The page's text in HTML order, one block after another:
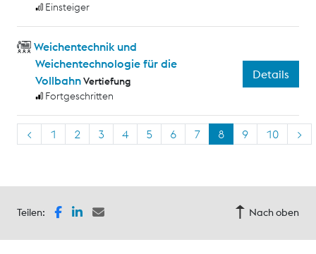
Einsteiger
Weichentechnik und
Weichentechnologie für die
VollbahnVertiefung
Fortgeschritten
Details
< 1 2 3 4 5 6 7 8 9 10 >
Teilen: Nach oben